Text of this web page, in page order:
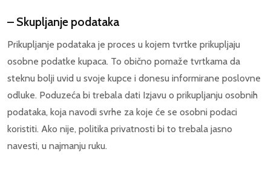
– Skupljanje podataka
Prikupljanje podataka je proces u kojem tvrtke prikupljaju
osobne podatke kupaca. To obično pomaže tvrtkama da
steknu bolji uvid u svoje kupce i donesu informirane poslovne
odluke. Poduzeća bi trebala dati Izjavu o prikupljanju osobnih
podataka, koja navodi svrhe za koje će se osobni podaci
koristiti. Ako nije, politika privatnosti bi to trebala jasno
navesti, u najmanju ruku.